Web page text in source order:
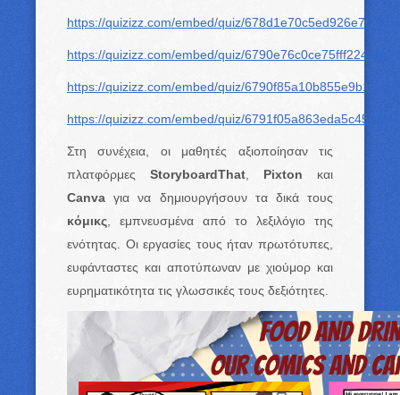
https://quizizz.com/embed/quiz/
https://quizizz.com/embed/quiz/
https://quizizz.com/embed/quiz/
https://quizizz.com/embed/quiz/
Στη συνέχεια, οι μαθητές αξιοποίησαν τις
πλατφόρμες StoryboardThat Pixton και
Canva για να δημιουργήσουν τα δικά τους
κόμικς , εμπνευσμένα από το λεξιλόγιο της
ενότητας. Οι εργασίες τους ήταν πρωτότυπες,
ευφάνταστες και αποτύπωναν με χιούμορ και
ευρηματικότητα τις γλωσσικές τους δεξιότητες.